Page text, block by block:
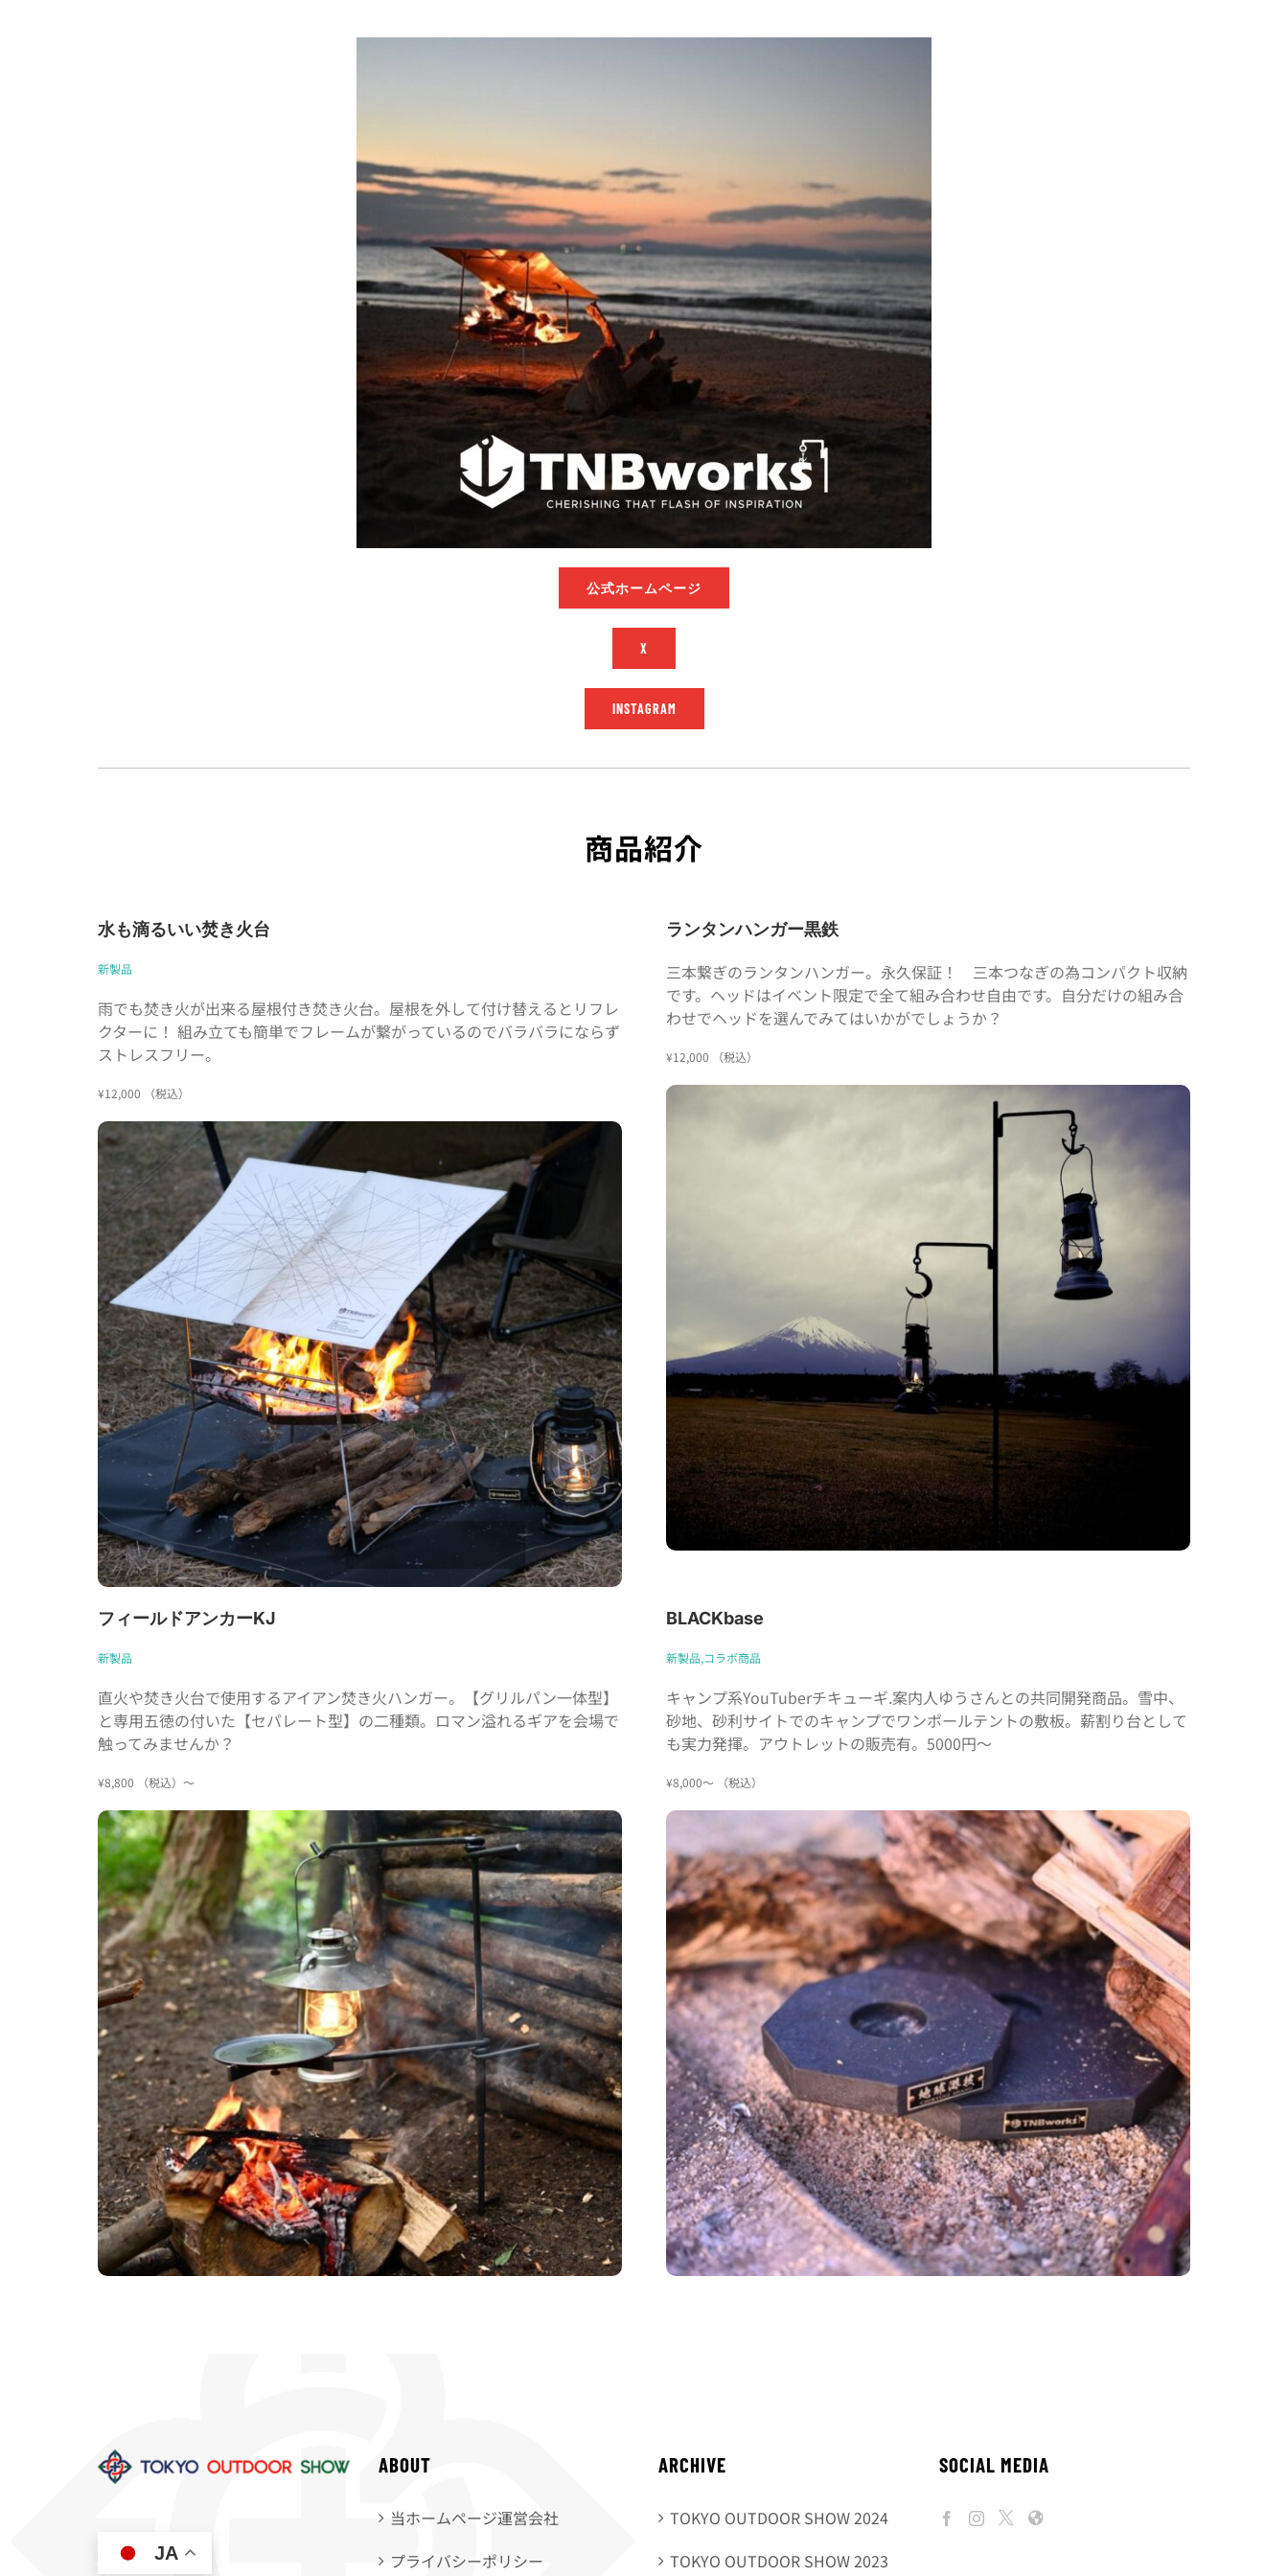
公式ホームページ
X
INSTAGRAM
商品紹介
水も滴るいい焚き火台
新製品
雨でも焚き火が出来る屋根付き焚き火台。屋根を外して付け替えるとリフレ
クターに！ 組み立ても簡単でフレームが繋がっているのでバラバラにならず
ストレスフリー。
¥12,000 （税込）
ランタンハンガー黒鉄
三本繋ぎのランタンハンガー。永久保証！ 三本つなぎの為コンパクト収納
です。ヘッドはイベント限定で全て組み合わせ自由です。自分だけの組み合
わせでヘッドを選んでみてはいかがでしょうか？
¥12,000 （税込）
フィールドアンカーKJ
新製品
直火や焚き火台で使用するアイアン焚き火ハンガー。【グリルパン一体型】
と専用五徳の付いた【セパレート型】の二種類。ロマン溢れるギアを会場で
触ってみませんか？
¥8,800 （税込）～
BLACKbase
新製品,コラボ商品
キャンプ系YouTuberチキューギ.案内人ゆうさんとの共同開発商品。雪中、
砂地、砂利サイトでのキャンプでワンポールテントの敷板。薪割り台として
も実力発揮。アウトレットの販売有。5000円～
¥8,000〜 （税込）
JA
ABOUT
当ホームページ運営会社
プライバシーポリシー
ARCHIVE
TOKYO OUTDOOR SHOW 2024
TOKYO OUTDOOR SHOW 2023
SOCIAL MEDIA